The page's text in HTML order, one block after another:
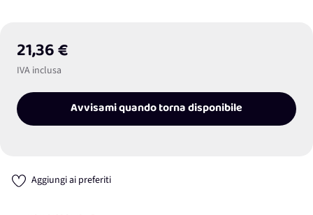
21,36 €
IVA inclusa
Avvisami quando torna disponibile
Aggiungi ai preferiti